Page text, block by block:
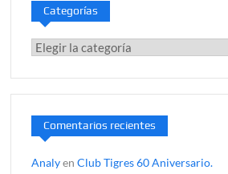
Categorías
Categorías
Comentarios recientes
AnalyenClub Tigres 60 Aniversario.